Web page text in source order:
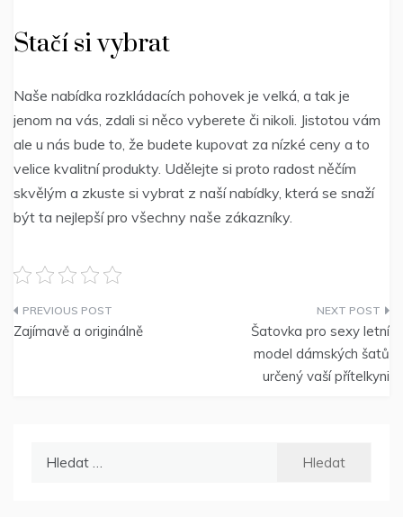
Stačí si vybrat
Naše nabídka rozkládacích pohovek je velká, a tak je
jenom na vás, zdali si něco vyberete či nikoli. Jistotou vám
ale u nás bude to, že budete kupovat za nízké ceny a to
velice kvalitní produkty. Udělejte si proto radost něčím
skvělým a zkuste si vybrat z naší nabídky, která se snaží
být ta nejlepší pro všechny naše zákazníky.
Navigace
Zajímavě a originálně
Šatovka pro sexy letní
model dámských šatů
určený vaší přítelkyni